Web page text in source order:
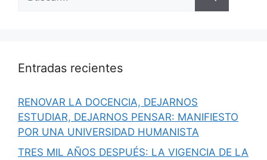
Entradas recientes
RENOVAR LA DOCENCIA, DEJARNOS
ESTUDIAR, DEJARNOS PENSAR: MANIFIESTO
POR UNA UNIVERSIDAD HUMANISTA
TRES MIL AÑOS DESPUÉS: LA VIGENCIA DE LA